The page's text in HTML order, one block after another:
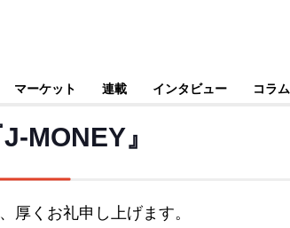
マーケット 連載 インタビュー コラム
MONEY』
厚くお礼申し上げます。